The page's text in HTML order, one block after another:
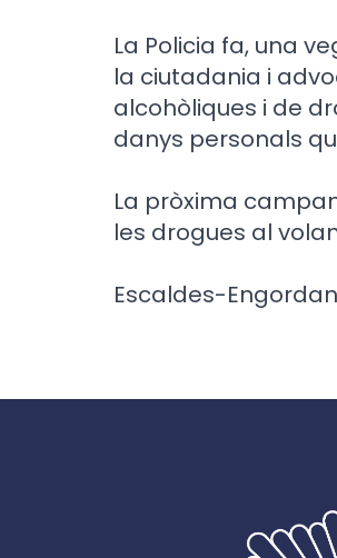
La Policia fa, una
la ciutadania i
alcohòliques i de
danys personals
La pròxima
les drogues al
Escaldes-